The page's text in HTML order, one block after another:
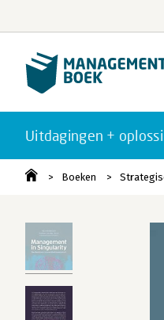
Uitdagingen +
Boeken